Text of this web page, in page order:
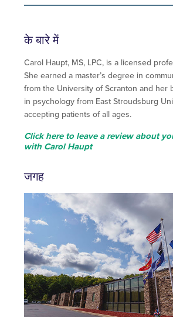
के बारे में
Carol Haupt, MS, LPC, is a licensed
She earned a master’s degree in
from the University of Scranton and her
in psychology from East Stroudsburg
accepting patients of all ages.
Click here to leave a review about
with Carol Haupt
जगह